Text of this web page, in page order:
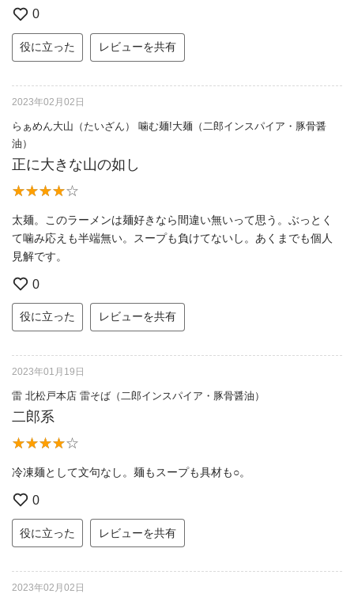
0
役に立った レビューを共有
2023年02月02日
らぁめん大山（たいざん） 噛む麺!大麺（二郎インスパイア・豚骨醤
油）
正に大きな山の如し
太麺。このラーメンは麺好きなら間違い無いって思う。ぶっとく
て噛み応えも半端無い。スープも負けてないし。あくまでも個人
見解です。
0
役に立った レビューを共有
2023年01月19日
雷 北松戸本店 雷そば（二郎インスパイア・豚骨醤油）
二郎系
冷凍麺として文句なし。麺もスープも具材も○。
0
役に立った レビューを共有
2023年02月02日